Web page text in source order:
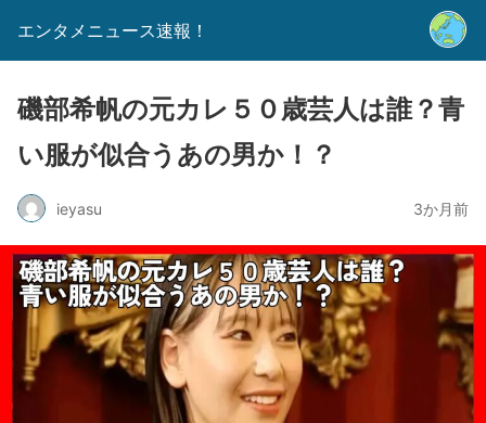
エンタメニュース速報！
磯部希帆の元カレ５０歳芸人は誰？青
い服が似合うあの男か！？
ieyasu 3か月前